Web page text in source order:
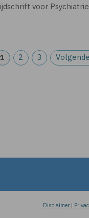
voor
1 2 3
Disclaimer |